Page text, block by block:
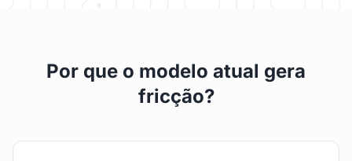
Por que o modelo atual gera
fricção?